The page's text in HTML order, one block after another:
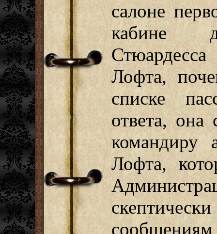
салоне
кабине
Стюардесса
Лофта,
списке
ответа,
командиру
Лофта,
сообщениям